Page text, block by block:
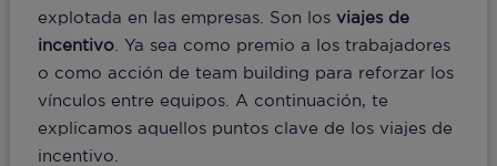
explotada en las empresas. Son losviajes de
incentivo. Ya sea como premio a los trabajadores
o como acción de team building para reforzar los
vínculos entre equipos. A continuación, te
explicamos aquellos puntos clave de los viajes de
incentivo.